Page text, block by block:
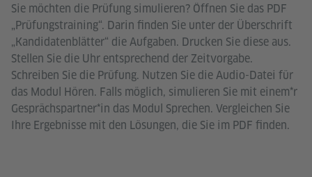
Sie möchten die Prüfung simulieren? Öffnen Sie das PDF
„Prüfungstraining“. Darin finden Sie unter der Überschrift
„Kandidatenblätter“ die Aufgaben. Drucken Sie diese aus.
Stellen Sie die Uhr entsprechend der Zeitvorgabe.
Schreiben Sie die Prüfung. Nutzen Sie die Audio-Datei für
das Modul Hören. Falls möglich, simulieren Sie mit einem*r
Gesprächspartner*in das Modul Sprechen. Vergleichen Sie
Ihre Ergebnisse mit den Lösungen, die Sie im PDF finden.